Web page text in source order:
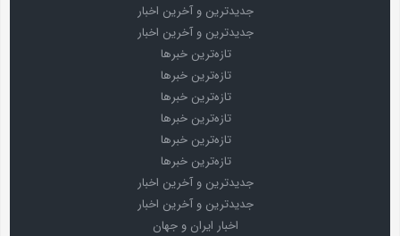
جدیدترین و آخرین اخبار
جدیدترین و آخرین اخبار
تازه‌ترین خبرها
تازه‌ترین خبرها
تازه‌ترین خبرها
تازه‌ترین خبرها
تازه‌ترین خبرها
تازه‌ترین خبرها
جدیدترین و آخرین اخبار
جدیدترین و آخرین اخبار
اخبار ایران و جهان